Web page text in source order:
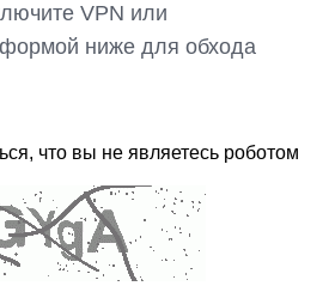
VPN или
формой ниже для обхода
что вы не являетесь роботом